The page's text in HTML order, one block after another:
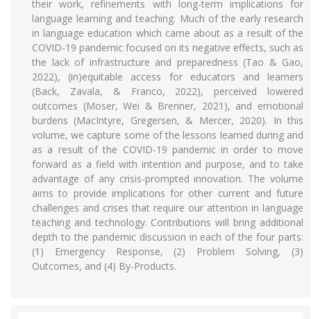
their work, refinements with long-term implications for
language learning and teaching. Much of the early research
in language education which came about as a result of the
COVID-19 pandemic focused on its negative effects, such as
the lack of infrastructure and preparedness (Tao & Gao,
2022), (in)equitable access for educators and learners
(Back, Zavala, & Franco, 2022), perceived lowered
outcomes (Moser, Wei & Brenner, 2021), and emotional
burdens (MacIntyre, Gregersen, & Mercer, 2020). In this
volume, we capture some of the lessons learned during and
as a result of the COVID-19 pandemic in order to move
forward as a field with intention and purpose, and to take
advantage of any crisis-prompted innovation. The volume
aims to provide implications for other current and future
challenges and crises that require our attention in language
teaching and technology. Contributions will bring additional
depth to the pandemic discussion in each of the four parts:
(1) Emergency Response, (2) Problem Solving, (3)
Outcomes, and (4) By-Products.